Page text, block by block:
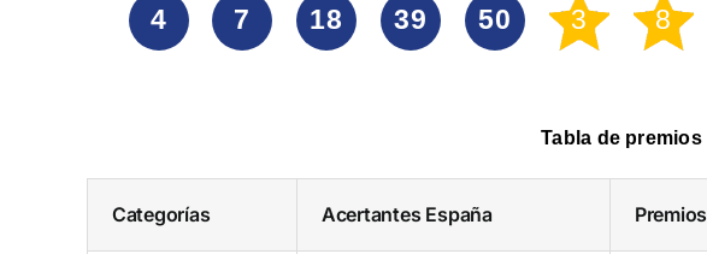
4 7 18 39 50 3 8
Tabla de premios
Categorías Acertantes España Premios